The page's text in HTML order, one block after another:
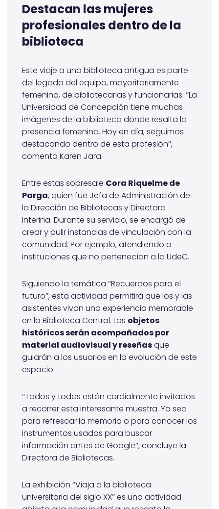
Destacan las mujeres
profesionales dentro de la
biblioteca
Este viaje a una biblioteca antigua es parte
del legado del equipo, mayoritariamente
femenino, de bibliotecarias y funcionarias. ‘‘La
Universidad de Concepción tiene muchas
imágenes de la biblioteca donde resalta la
presencia femenina. Hoy en día, seguimos
destacando dentro de esta profesión’’,
comenta Karen Jara.
Entre estas sobresale Cora Riquelme de
Parga, quien fue Jefa de Administración de
la Dirección de Bibliotecas y Directora
Interina. Durante su servicio, se encargó de
crear y pulir instancias de vinculación con la
comunidad. Por ejemplo, atendiendo a
instituciones que no pertenecían a la UdeC.
Siguiendo la temática ‘‘Recuerdos para el
futuro’’, esta actividad permitirá que los y las
asistentes vivan una experiencia memorable
en la Biblioteca Central. Los objetos
históricos serán acompañados por
material audiovisual y reseñasque
guiarán a los usuarios en la evolución de este
espacio.
‘‘Todos y todas están cordialmente invitados
a recorrer esta interesante muestra. Ya sea
para refrescar la memoria o para conocer los
instrumentos usados para buscar
información antes de Google’’, concluye la
Directora de Bibliotecas.
La exhibición ‘’Viaja a la biblioteca
universitaria del siglo XX’’ es una actividad